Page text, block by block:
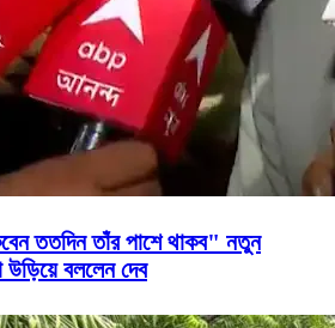
ততদিন তাঁর পাশে থাকব" নতুন
উড়িয়ে বললেন দেব